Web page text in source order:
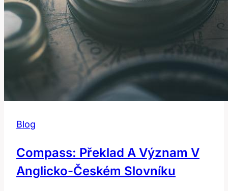
Blog
Compass: Překlad A Význam V
Anglicko-Českém Slovníku